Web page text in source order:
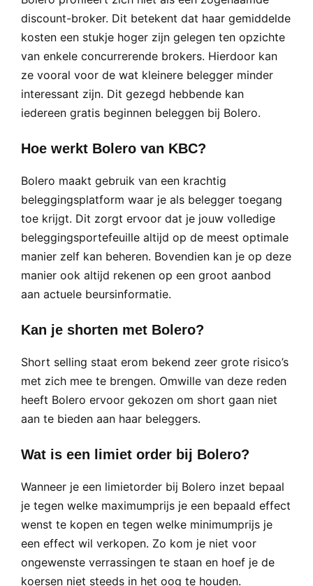
discount-broker. Dit betekent dat haar gemiddelde
kosten een stukje hoger zijn gelegen ten opzichte
van enkele concurrerende brokers. Hierdoor kan
ze vooral voor de wat kleinere belegger minder
interessant zijn. Dit gezegd hebbende kan
iedereen gratis beginnen beleggen bij Bolero.
Hoe werkt Bolero van KBC?
Bolero maakt gebruik van een krachtig
beleggingsplatform waar je als belegger toegang
toe krijgt. Dit zorgt ervoor dat je jouw volledige
beleggingsportefeuille altijd op de meest optimale
manier zelf kan beheren. Bovendien kan je op deze
manier ook altijd rekenen op een groot aanbod
aan actuele beursinformatie.
Kan je shorten met Bolero?
Short selling staat erom bekend zeer grote risico’s
met zich mee te brengen. Omwille van deze reden
heeft Bolero ervoor gekozen om short gaan niet
aan te bieden aan haar beleggers.
Wat is een limiet order bij Bolero?
Wanneer je een limietorder bij Bolero inzet bepaal
je tegen welke maximumprijs je een bepaald effect
wenst te kopen en tegen welke minimumprijs je
een effect wil verkopen. Zo kom je niet voor
ongewenste verrassingen te staan en hoef je de
koersen niet steeds in het oog te houden.